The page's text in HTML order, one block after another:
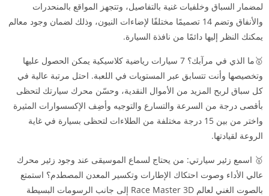
لمضمار السباق وخلفيات غنية بالتفاصيل، وتتجهز المواقع بالمنحدرات
والأنفاق وتضم 14 تصميمًا مختلفًا لإضاءات النيون، وذلك لضمان وجود معالم
يمكنك النظر إليها دائمًا من نافذة السيارة.
🥇ما الذي في مرآبك؟ 7 سيارات رياضية كلاسيكية يمكن الحصول عليها
وتخصيصها وأنت تتسابق عبر المستويات في اللعبة. احتل مرتبة عالية في
كل سباق لربح المزيد من الأموال النقدية، وحسّن محرك سيارتك لتحظى
بأقصى درجة من السرعة والتسارع والتوجيه وأضِف الإكسسوارات المثيرة
واختر من بين 15 درجة مختلفة من الطلاءات لتحظى بسيارة في غاية
الروعة لقيادتها.
🥇 اسمع زئير سيارتي: من يحتاج لسماع الموسيقى عند وجود زئير محرك
عالي الأداء وصوت احتكاك الإطارات وتكسير المعدن المصطدم؟ استمتع
بالصوت الغني لعالم Race Master 3D إلى جانب الرسومات البسيطة